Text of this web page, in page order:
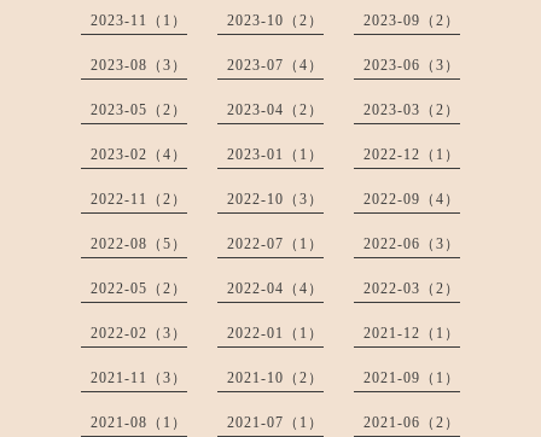
2023-11（1） 2023-10（2） 2023-09（2）
2023-08（3） 2023-07（4） 2023-06（3）
2023-05（2） 2023-04（2） 2023-03（2）
2023-02（4） 2023-01（1） 2022-12（1）
2022-11（2） 2022-10（3） 2022-09（4）
2022-08（5） 2022-07（1） 2022-06（3）
2022-05（2） 2022-04（4） 2022-03（2）
2022-02（3） 2022-01（1） 2021-12（1）
2021-11（3） 2021-10（2） 2021-09（1）
2021-08（1） 2021-07（1） 2021-06（2）